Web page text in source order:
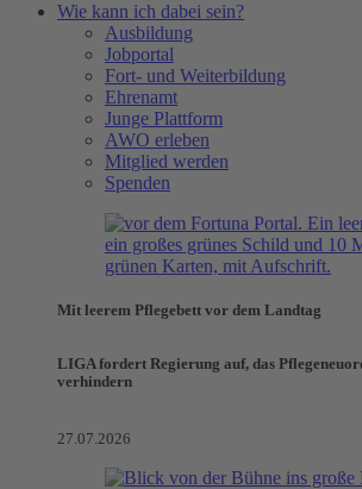
Wie kann ich dabei sein?
Ausbildung
Jobportal
Fort- und Weiterbildung
Ehrenamt
Junge Plattform
AWO erleben
Mitglied werden
Spenden
Mit leerem Pflegebett vor dem Landtag
LIGA fordert Regierung auf, das
verhindern
27.07.2026